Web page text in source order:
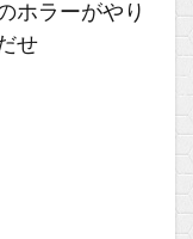
ホラーがやり
せ